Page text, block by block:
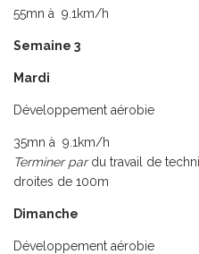
55mn à 9.1km/h
Semaine 3
Mardi
Développement aérobie
35mn à 9.1km/h
Terminer pardu travail de
droites de 100m
Dimanche
Développement aérobie